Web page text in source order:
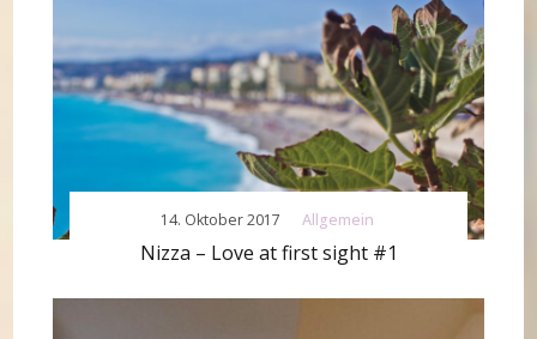
Allgemein
Nizza – Love at first sight #1
14. Oktober 2017